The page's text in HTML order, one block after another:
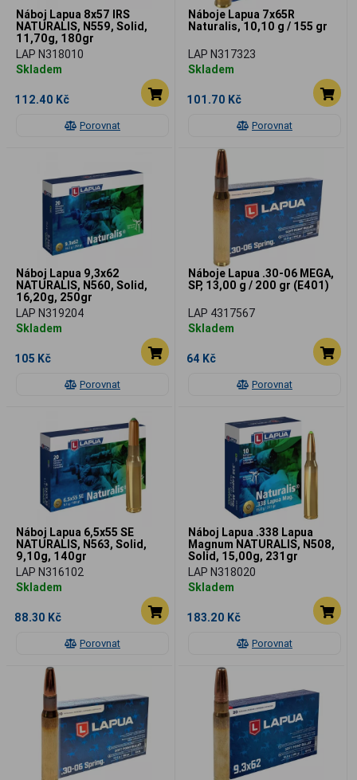
Porovnat
Náboj Lapua 8x57 IRS
NATURALIS, N559, Solid,
11,70g, 180gr
LAP N318010
Skladem
112.40 Kč
Porovnat
Náboje Lapua 7x65R
Naturalis, 10,10 g / 155 gr
LAP N317323
Skladem
101.70 Kč
Porovnat
Náboj Lapua 9,3x62
NATURALIS, N560, Solid,
16,20g, 250gr
LAP N319204
Skladem
105 Kč
Porovnat
Náboje Lapua .30-06 MEGA,
SP, 13,00 g / 200 gr (E401)
LAP 4317567
Skladem
64 Kč
Porovnat
Náboj Lapua 6,5x55 SE
NATURALIS, N563, Solid,
9,10g, 140gr
LAP N316102
Skladem
88.30 Kč
Porovnat
Náboj Lapua .338 Lapua
Magnum NATURALIS, N508,
Solid, 15,00g, 231gr
LAP N318020
Skladem
183.20 Kč